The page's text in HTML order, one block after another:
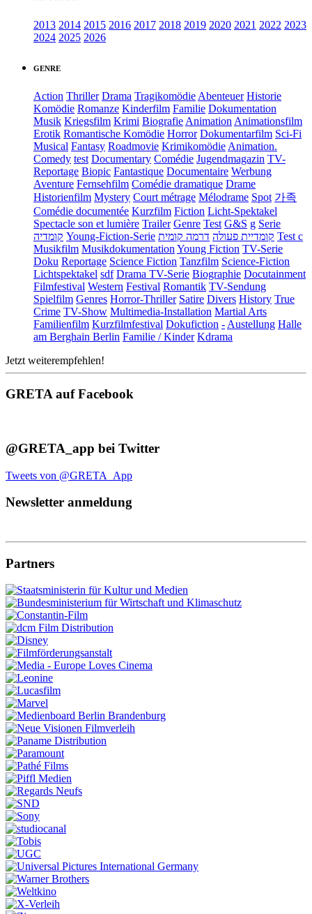
2013 2014 2015 2016 2017 2018 2019 2020 2021 2022 2023
2024 2025 2026
GENRE
Action Thriller Drama Tragikomödie Abenteuer Historie
Komödie Romanze Kinderfilm Familie Dokumentation
Musik Kriegsfilm Krimi Biografie Animation Animationsfilm
Erotik Romantische Komödie Horror Dokumentarfilm Sci-Fi
Musical Fantasy Roadmovie Krimikomödie Animation.
Comedy test Documentary Comédie Jugendmagazin TV-
Reportage Biopic Fantastique Documentaire Werbung
Aventure Fernsehfilm Comédie dramatique Drame
Historienfilm Mystery Court métrage Mélodrame Spot 가족
Comédie documentée Kurzfilm Fiction Licht-Spektakel
Spectacle son et lumière Trailer Genre Test G&S g Serie
קומדיה Young-Fiction-Serie קומדיית פעולה דרמה קומית
Test c
Musikfilm Musikdokumentation Young Fiction TV-Serie
Doku Reportage Science Fiction Tanzfilm Science-Fiction
Lichtspektakel sdf Drama TV-Serie Biographie Docutainment
Filmfestival Western Festival Romantik TV-Sendung
Spielfilm Genres Horror-Thriller Satire Divers History True
Crime TV-Show Multimedia-Installation Martial Arts
Familienfilm Kurzfilmfestival Dokufiction - Austellung Halle
am Berghain Berlin Familie / Kinder Kdrama
Jetzt weiterempfehlen!
GRETA auf Facebook
@GRETA_app bei Twitter
Tweets von @GRETA_App
Newsletter anmeldung
Partners